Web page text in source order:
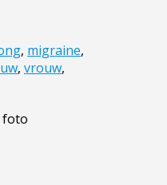
, migraine,
, vrouw,
foto